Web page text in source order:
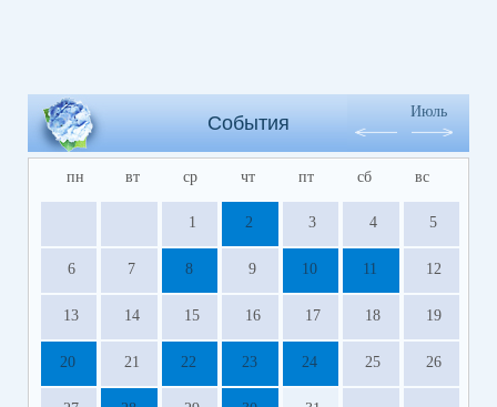
События
Июль
пн вт ср чт пт сб вс
1 2 3 4 5
6 7 8 9 10 11 12
13 14 15 16 17 18 19
20 21 22 23 24 25 26